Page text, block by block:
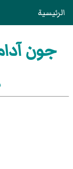
الرئيسية
جون